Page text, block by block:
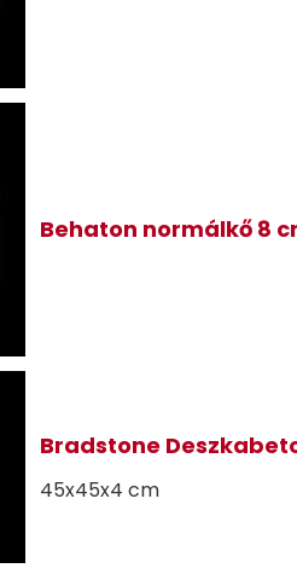
Behaton normálkő 8
Bradstone
45x45x4 cm